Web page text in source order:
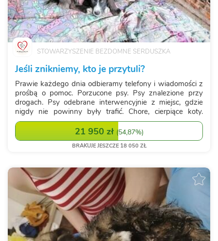
STOWARZYSZENIE BEZDOMNE SERDUSZKA
Jeśli znikniemy, kto je przytuli?
Prawie każdego dnia odbieramy telefony i wiadomości z
prośbą o pomoc. Porzucone psy. Psy znalezione przy
drogach. Psy odebrane interwencyjnie z miejsc, gdzie
nigdy nie powinny były trafić. Chore, cierpiące koty.
Ciężarne kotki. Każde z tych istnień zasługuje na
bezpieczeństwo, leczenie i szansę n...
21 950 zł (54,87%)
BRAKUJE JESZCZE 18 050 ZŁ